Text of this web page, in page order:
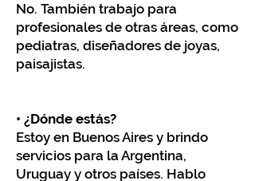
No. También trabajo para
profesionales de otras áreas, como
pediatras, diseñadores de joyas,
paisajistas.
• ¿Dónde estás?
Estoy en Buenos Aires y brindo
servicios para la Argentina,
Uruguay y otros países. Hablo